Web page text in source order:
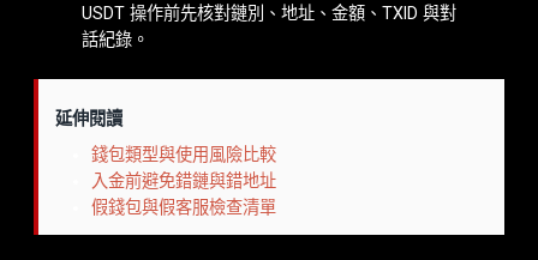
USDT 操作前先核對鏈別、地址、金額、TXID 與對
話紀錄。
延伸閱讀
錢包類型與使用風險比較
入金前避免錯鏈與錯地址
假錢包與假客服檢查清單